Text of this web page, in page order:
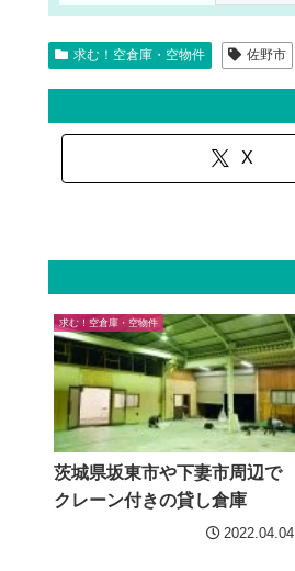
求む！空倉庫・空物件 佐野市
X
求む！空倉庫・空物件
茨城県坂東市や下妻市周辺で
クレーン付きの貸し倉庫
2022.04.04